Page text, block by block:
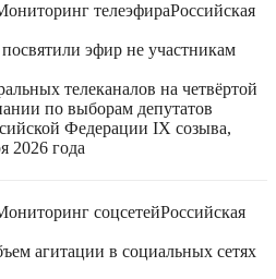
телеэфираРоссийская
эфир не участникам
телеканалов на четвёртой
по выборам депутатов
Федерации IX созыва,
2026 года
соцсетейРоссийская
агитации в социальных сетях